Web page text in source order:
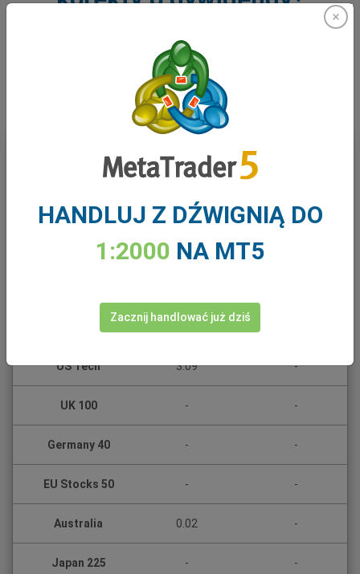
This Week
Cash Indices Shares
Swipe
Instrument Monday 10/08 Tuesday
US Tech 3.09 -
UK 100 - -
Germany 40 - -
EU Stocks 50 - -
Australia 0.02 -
Japan 225 - -
HANDLUJ Z DŹWIGNIĄ DO
1:2000 NA MT5
Zacznij handlować już dziś